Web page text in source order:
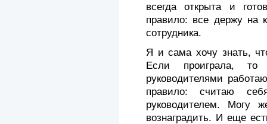
всегда открыта и
правило: все держу на
сотрудника.
Я и сама хочу знать,
Если проиграла,
руководителями
правило: считаю
руководителем. Могу
вознаградить. И еще